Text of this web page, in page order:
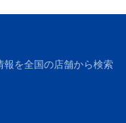
報を全国の店舗から検索